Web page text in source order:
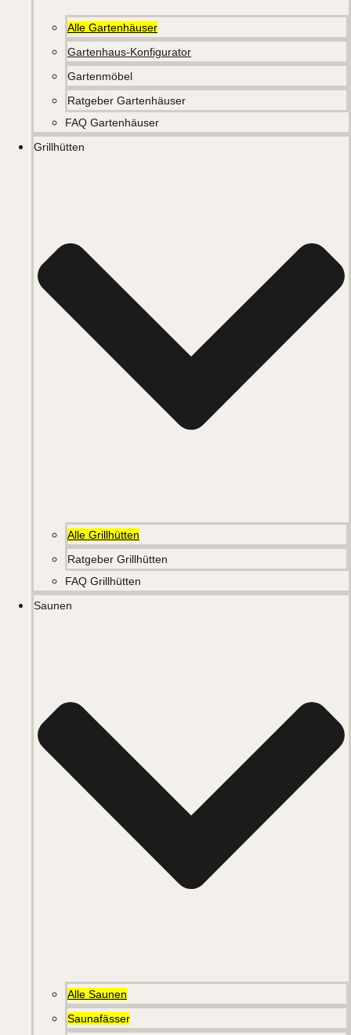
Alle Gartenhäuser
Gartenhaus-Konfigurator
Gartenmöbel
Ratgeber Gartenhäuser
FAQ Gartenhäuser
Grillhütten
Alle Grillhütten
Ratgeber Grillhütten
FAQ Grillhütten
Saunen
Alle Saunen
Saunafässer